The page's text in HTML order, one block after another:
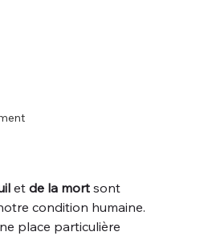
et de la mort sont
condition humaine.
place particulière